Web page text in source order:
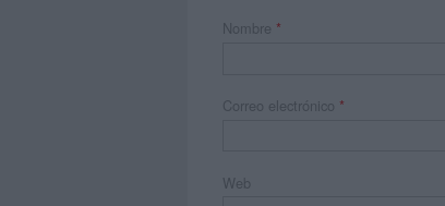
Nombre *
Correo electrónico *
Web